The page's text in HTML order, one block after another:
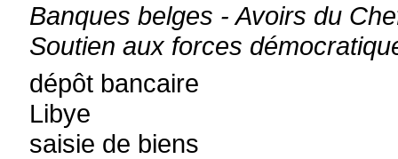
Banques belges - Avoirs du
Soutien aux forces
dépôt bancaire
Libye
saisie de biens